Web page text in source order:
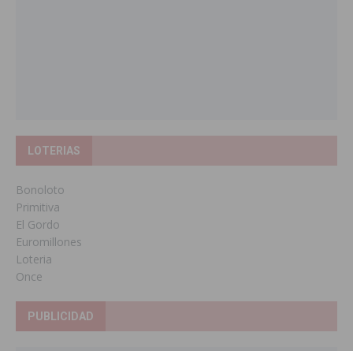
LOTERIAS
Bonoloto
Primitiva
El Gordo
Euromillones
Loteria
Once
PUBLICIDAD